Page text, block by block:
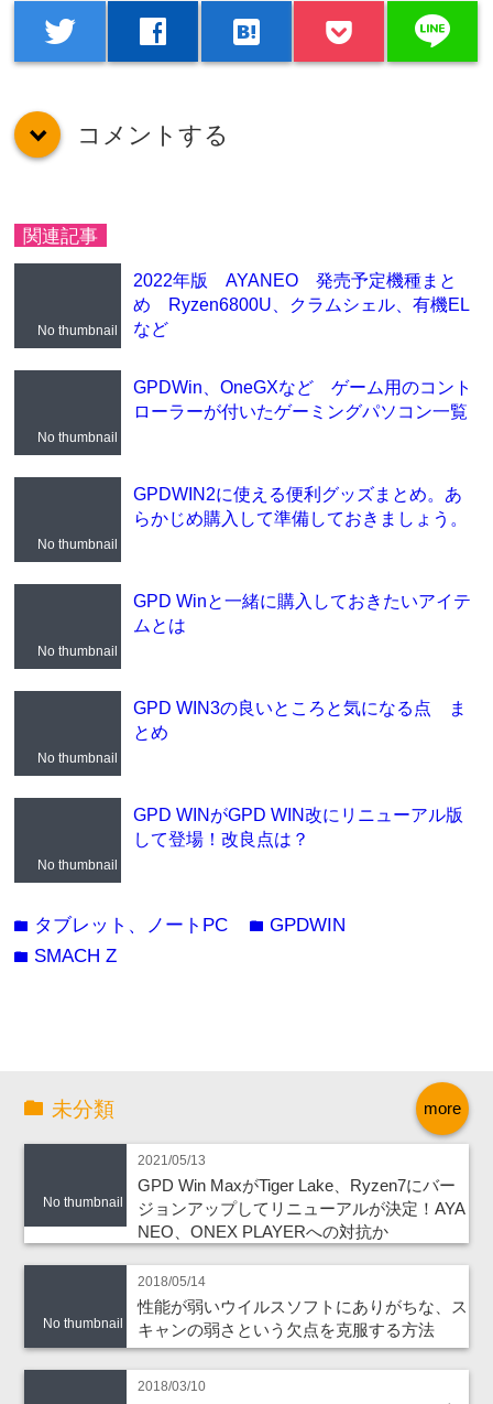
twitter facebook hatenabookmark line
down コメントする
関連記事
No thumbnail
2022年版 AYANEO 発売予定機種まと
め Ryzen6800U、クラムシェル、有機EL
など
No thumbnail
GPDWin、OneGXなど ゲーム用のコント
ローラーが付いたゲーミングパソコン一覧
No thumbnail
GPDWIN2に使える便利グッズまとめ。あ
らかじめ購入して準備しておきましょう。
No thumbnail
GPD Winと一緒に購入しておきたいアイテ
ムとは
No thumbnail
GPD WIN3の良いところと気になる点 ま
とめ
No thumbnail
GPD WINがGPD WIN改にリニューアル版
して登場！改良点は？
folder タブレット、ノートPC folderGPDWIN
folder SMACH Z
more
未分類
No thumbnail
2021/05/13
GPD Win MaxがTiger Lake、Ryzen7にバー
ジョンアップしてリニューアルが決定！AYA
NEO、ONEX PLAYERへの対抗か
No thumbnail
2018/05/14
性能が弱いウイルスソフトにありがちな、ス
キャンの弱さという欠点を克服する方法
2018/03/10